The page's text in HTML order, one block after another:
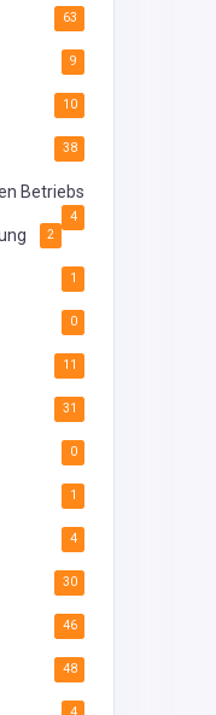
63
9
10
38
Betriebs
4
2
1
0
11
31
0
1
4
30
46
48